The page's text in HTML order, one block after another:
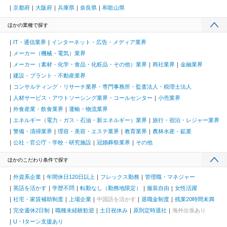
京都府 大阪府 兵庫県 奈良県 和歌山県
ほかの業種で探す
IT・通信業界
インターネット・広告・メディア業界
メーカー（機械・電気）業界
メーカー（素材・化学・食品・化粧品・その他）業界
商社業界
金融業界
建設・プラント・不動産業界
コンサルティング・リサーチ業界・専門事務所・監査法人・税理士法人
人材サービス・アウトソーシング業界・コールセンター
小売業界
外食産業・飲食業界
運輸・物流業界
エネルギー（電力・ガス・石油・新エネルギー）業界
旅行・宿泊・レジャー業界
警備・清掃業界
理容・美容・エステ業界 教育業界
農林水産・鉱業
公社・官公庁・学校・研究施設
冠婚葬祭業界 その他
ほかのこだわり条件で探す
外資系企業 年間休日120日以上 フレックス勤務
管理職・マネジャー
英語を活かす
学歴不問 転勤なし（勤務地限定） 服装自由
女性活躍
社宅・家賃補助制度
上場企業 中国語を活かす 退職金制度
残業20時間未満
完全週休2日制
職種未経験歓迎 土日祝休み 原則定時退社
海外出張あり
U・Iターン支援あり